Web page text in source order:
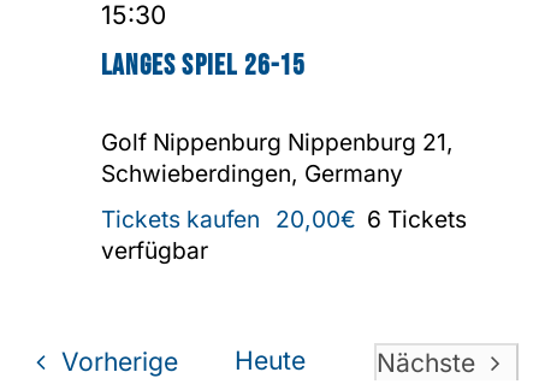
Langes Spiel 26-15
15:30
Golf Nippenburg Nippenburg 21,
Schwieberdingen, Germany
Tickets kaufen
20,00€ 6 Tickets
verfügbar
VorherigeVeranstaltungen
Heute
Nächste